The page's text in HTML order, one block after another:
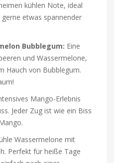
kühlen Note, ideal
etwas spannender
Bubblegum: Eine
und Wassermelone,
Hauch von Bubblegum.
Mango-Erlebnis
Jeder Zug ist wie ein Biss
Wassermelone mit
Perfekt für heiße Tage